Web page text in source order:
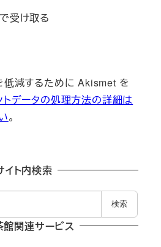
受け取る
低減するために Akismet を
トデータの処理方法の詳細は
。
イト内検索
検索
館関連サービス